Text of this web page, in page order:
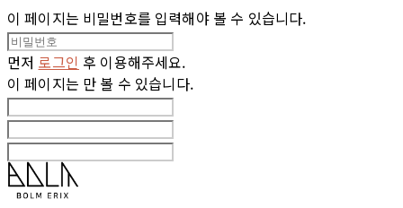
이 페이지는 비밀번호를 입력해야 볼 수 있습니다.
먼저 로그인 후 이용해주세요.
이 페이지는 만 볼 수 있습니다.